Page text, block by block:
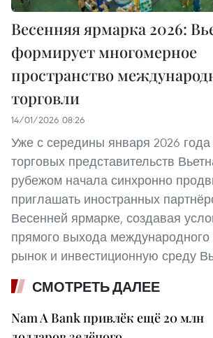
Весенняя ярмарка 2026:
формирует многомерное
пространство
торговли
14/01/2026 08:26
Уже с середины января 2026 года
торговых представительств
рубежом начала синхронно
приглашать иностранных
Весенней ярмарке, создавая
прямого выхода международного
рынок и инвестиционную среду
СМОТРЕТЬ ДАЛЕЕ
Nam A Bank привлёк ещё 20 млн